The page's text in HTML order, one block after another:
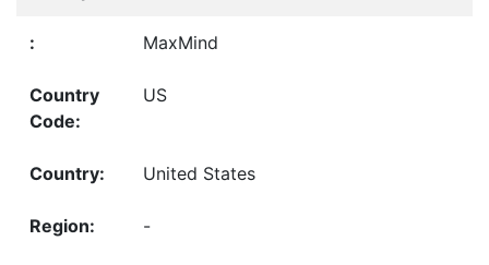
MaxMind
US
United States
-